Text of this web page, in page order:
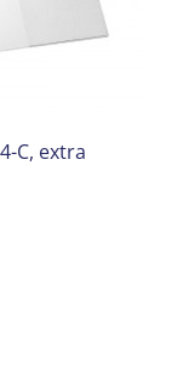
C, extra